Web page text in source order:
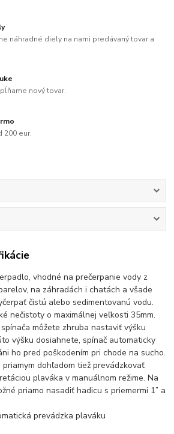
náhradné diely na nami predávaný tovar a
nový tovar.
200 eur.
vhodné na prečerpanie vody z
na záhradách i chatách a všade
čistú alebo sedimentovanú vodu.
nečistoty o maximálnej veľkosti 35mm.
môžete zhruba nastaviť výšku
výšku dosiahnete, spínač automaticky
ho pred poškodením pri chode na sucho.
dohľadom tiež prevádzkovať
plaváka v manuálnom režime. Na
priamo nasadiť hadicu s priemermi 1” a
prevádzka plaváku